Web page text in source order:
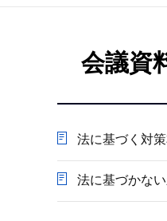
会議資
法に基づく対
法に基づかな